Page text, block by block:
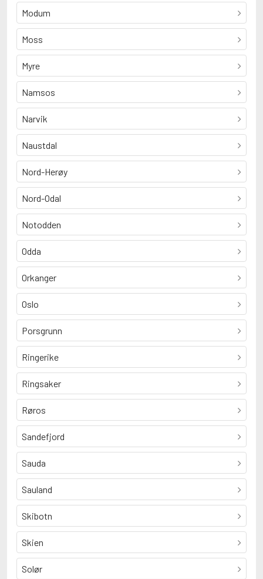
Modum
Moss
Myre
Namsos
Narvik
Naustdal
Nord-Herøy
Nord-Odal
Notodden
Odda
Orkanger
Oslo
Porsgrunn
Ringerike
Ringsaker
Røros
Sandefjord
Sauda
Sauland
Skibotn
Skien
Solør